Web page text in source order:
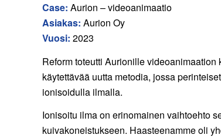
Case: Aurion – videoanimaatio
Asiakas: Aurion Oy
Vuosi: 2023
Reform toteutti Aurionille
käytettävää uutta metodia, jossa
ionisoidulla ilmalla.
Ionisoitu ilma on erinomainen vaihtoehto
kuivakoneistukseen. Haasteenamme oli